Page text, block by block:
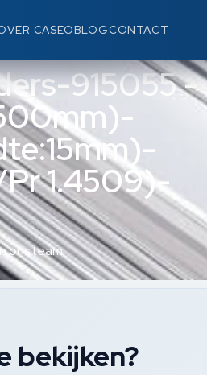
CASEOBLOGCONTACT
915055 -
Pr 1.4509)-
ons team.
bekijken?